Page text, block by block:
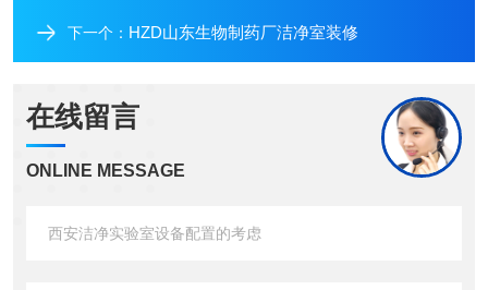
下一个： HZD山东生物制药厂洁净室装修
在线留言
ONLINE MESSAGE